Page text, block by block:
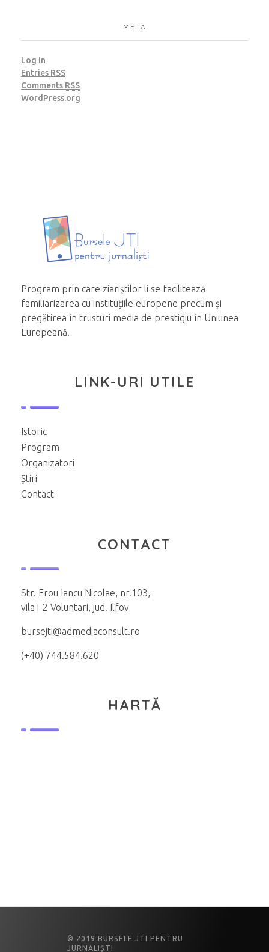
META
Log in
Entries RSS
Comments RSS
WordPress.org
Program prin care ziariştilor li se facilitează
familiarizarea cu instituțiile europene precum și
pregătirea în trusturi media de prestigiu în Uniunea
Europeană.
LINK-URI UTILE
Istoric
Program
Organizatori
Știri
Contact
CONTACT
Str. Erou Iancu Nicolae, nr.103,
vila i-2 Voluntari, jud. Ilfov
bursejti@admediaconsult.ro
(+40) 744.584.620
HARTĂ
© 2019 BURSELE JTI PENTRU
JURNALIȘTI